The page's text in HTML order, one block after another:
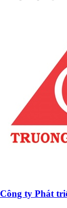
Công ty Phát